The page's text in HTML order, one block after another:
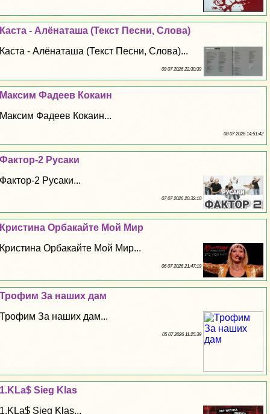
Каста - Алёнаташа (Текст Песни, Слова)
Каста - Алёнаташа (Текст Песни, Слова)...
09 07 2026 22:30:39
Максим Фадеев Кокаин
Максим Фадеев Кокаин...
08 07 2026 14:51:42
Фактор-2 Русаки
Фактор-2 Русаки...
07 07 2026 20:32:10
Кристина Орбакайте Мой Мир
Кристина Орбакайте Мой Мир...
06 07 2026 21:47:19
Трофим За наших дам
Трофим За наших дам...
05 07 2026 11:25:39
1.KLa$ Sieg Klas
1.KLa$ Sieg Klas...